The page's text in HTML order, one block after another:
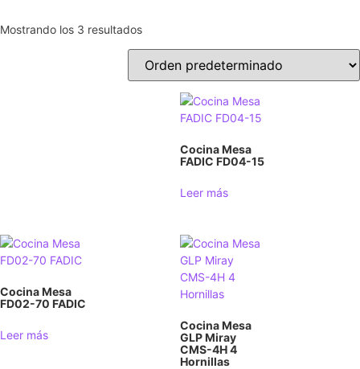
Mostrando los 3 resultados
Cocina Mesa
FADIC FD04-15
Leer más
Cocina Mesa
FD02-70 FADIC
Leer más
Cocina Mesa
GLP Miray
CMS-4H 4
Hornillas